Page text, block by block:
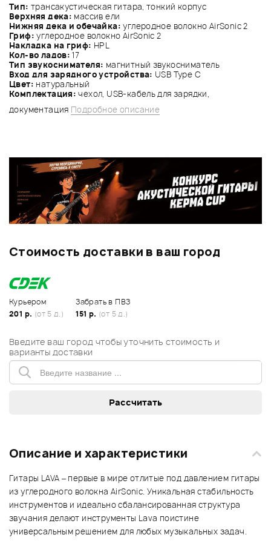
Тип: трансакустическая гитара, тонкий корпус
Верхняя дека: массив ели
Нижняя дека и обечайка:углеродное волокно AirSonic 2
Гриф:углеродное волокно AirSonic 2
Накладка на гриф: HPL
Кол-во ладов:17
Тип звукоснимателя: магнитный звукосниматель
Вход для зарядного устройства: USB Type C
Цвет: натуральный
Комплектация: чехол, USB-кабель для зарядки,
документация Подробное описание
Стоимость доставки в ваш город
Курьером
201 р. (от 5 д.)
Забрать в ПВЗ
151 р. (от 5 д.)
Введите ваш город чтобы уточнить стоимость и
варианты доставки
Описание и характеристики
Гитары LAVA – первые в мире отлитые под давлением гитары
из углеродного волокна AirSonic. Уникальная стабильность
инструментов и идеально сбалансированная структура
звучания делают инструменты Lava поистине
универсальным решением для любых музыкальных задач.